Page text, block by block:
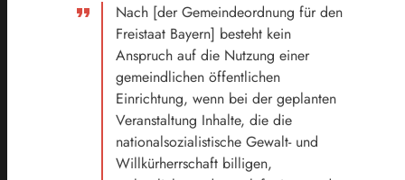
Nach [der Gemeindeordnung für den
Freistaat Bayern] besteht kein
Anspruch auf die Nutzung einer
gemeindlichen öffentlichen
Einrichtung, wenn bei der geplanten
Veranstaltung Inhalte, die die
nationalsozialistische Gewalt- und
Willkürherrschaft billigen,